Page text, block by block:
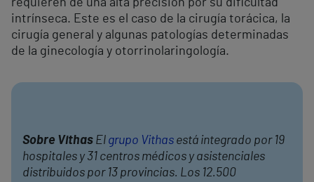
requieren de una alta precisión por su dificultad
intrínseca. Este es el caso de la cirugía torácica, la
cirugía general y algunas patologías determinadas
de la ginecología y otorrinolaringología.
Sobre Vithas El grupo Vithas está integrado por 19
hospitales y 31 centros médicos y asistenciales
distribuidos por 13 provincias. Los 12.500